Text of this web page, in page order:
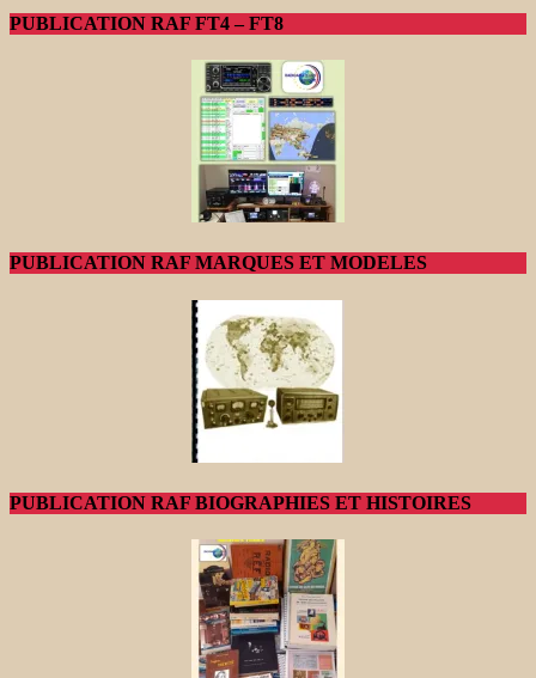
PUBLICATION RAF FT4 – FT8
PUBLICATION RAF MARQUES ET MODELES
PUBLICATION RAF BIOGRAPHIES ET HISTOIRES